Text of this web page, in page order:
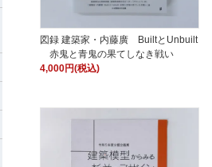
図録 建築家・内藤廣 BuiltとUnbuilt
赤鬼と青鬼の果てしなき戦い
4,000円(税込)